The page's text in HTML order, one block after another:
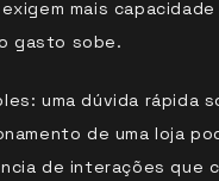
mais capacidade
gasto sobe.
uma dúvida rápida
de uma loja
de interações que